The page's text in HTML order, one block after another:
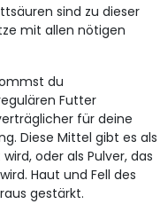
sind zu dieser
mit allen nötigen
du
Futter
für deine
Diese Mittel gibt es als
oder als Pulver, das
Haut und Fell des
gestärkt.